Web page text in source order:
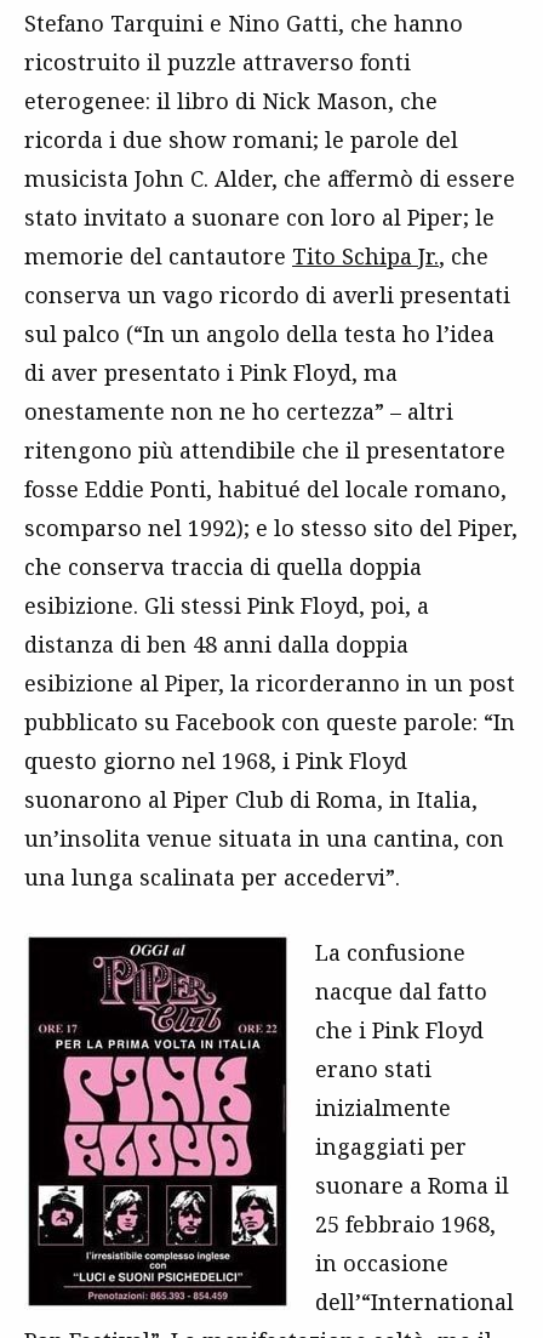
Stefano Tarquini e Nino Gatti, che hanno
ricostruito il puzzle attraverso fonti
eterogenee: il libro di Nick Mason, che
ricorda i due show romani; le parole del
musicista John C. Alder, che affermò di essere
stato invitato a suonare con loro al Piper; le
memorie del cantautore Tito Schipa Jr., che
conserva un vago ricordo di averli presentati
sul palco (“In un angolo della testa ho l’idea
di aver presentato i Pink Floyd, ma
onestamente non ne ho certezza” – altri
ritengono più attendibile che il presentatore
fosse Eddie Ponti, habitué del locale romano,
scomparso nel 1992); e lo stesso sito del Piper,
che conserva traccia di quella doppia
esibizione. Gli stessi Pink Floyd, poi, a
distanza di ben 48 anni dalla doppia
esibizione al Piper, la ricorderanno in un post
pubblicato su Facebook con queste parole: “In
questo giorno nel 1968, i Pink Floyd
suonarono al Piper Club di Roma, in Italia,
un’insolita venue situata in una cantina, con
una lunga scalinata per accedervi”.
La confusione
nacque dal fatto
che i Pink Floyd
erano stati
inizialmente
ingaggiati per
suonare a Roma il
25 febbraio 1968,
in occasione
dell’“International